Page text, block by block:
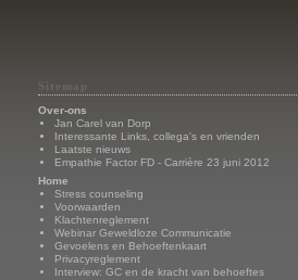
Sitemap
Over-ons
Jan Carel van Dorp
Interessante Links, collega's en vrienden
Laatste nieuws
Empathie Factor FD - Carrière 23 juni 2012
Home
Stress counseling
Voorwaarden
Klachtenreglement
Webinar Geweldloze Communicatie
Gevoelens en Behoeftenkaart
Privacyreglement
Interview: GC en de kracht van behoeftes